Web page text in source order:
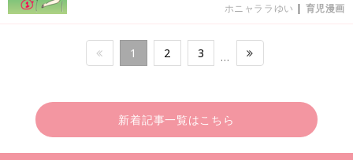
ホニャララゆい | 育児漫画
1 2 3 …
新着記事一覧はこちら